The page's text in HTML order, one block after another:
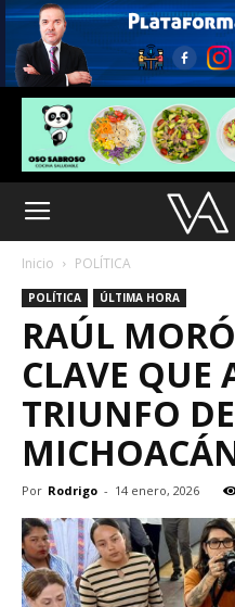
Inicio POLÍTICA
POLÍTICA ÚLTIMA HORA
RAÚL
CLAVE QUE
TRIUNFO
Por Rodrigo - 14 enero, 2026